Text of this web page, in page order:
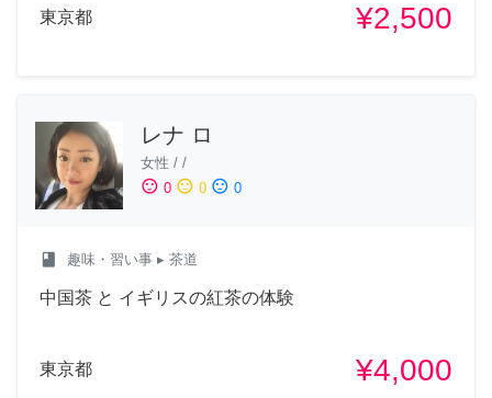
東京都 ¥2,500
レナ ロ
女性 / /
sentiment_satisfied 0 sentiment_neutral 0 sentiment_dissatisfied 0
class 趣味・習い事 ▸ 茶道
中国茶 と イギリスの紅茶の体験
東京都 ¥4,000